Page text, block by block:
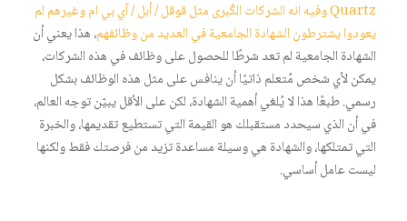
Quartz وفيه انه الشركات الكُبرى مثل قوقل / أبل / آي بي ام وغيرهم لم
يعودوا يشترطون الشهادة الجامعية في العديد من وظائفهم، هذا يعني أن
الشهادة الجامعية لم تعد شرطًا للحصول على وظائف في هذه الشركات،
يمكن لأي شخص مُتعلم ذاتيًا أن ينافس على مثل هذه الوظائف بشكل
رسمي. طبعًا هذا لا يُلغي أهمية الشهادة، لكن على الأقل يبيّن توجه العالم،
في أن الذي سيحدد مستقبلك هو القيمة التي تستطيع تقديمها، والخبرة
التي تمتلكها، والشهادة هي وسيلة مساعدة تزيد من فرصتك فقط ولكنها
ليست عامل أساسي.